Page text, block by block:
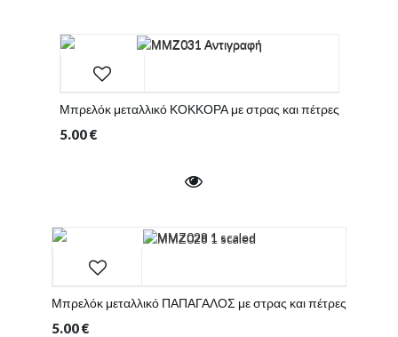
Μπρελόκ μεταλλικό ΚΟΚΚΟΡΑ με στρας και πέτρες
5.00€
Μπρελόκ μεταλλικό ΠΑΠΑΓΑΛΟΣ με στρας και πέτρες
5.00€